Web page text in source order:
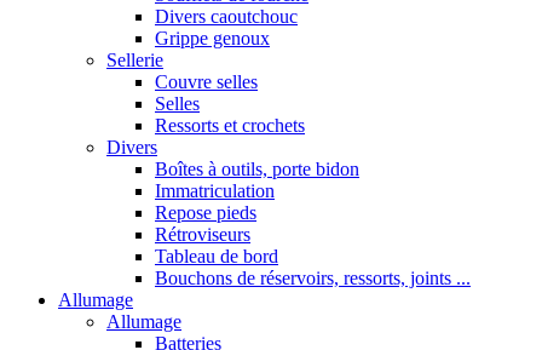
Divers caoutchouc
Grippe genoux
Sellerie
Couvre selles
Selles
Ressorts et crochets
Divers
Boîtes à outils, porte bidon
Immatriculation
Repose pieds
Rétroviseurs
Tableau de bord
Bouchons de réservoirs, ressorts, joints ...
Allumage
Allumage
Batteries